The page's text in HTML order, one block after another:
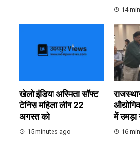
14
खेलो इंडिया अस्मिता सॉफ्ट
टेनिस महिला लीग 22
अगस्त को
15 minutes ago
में उमड़ा
16